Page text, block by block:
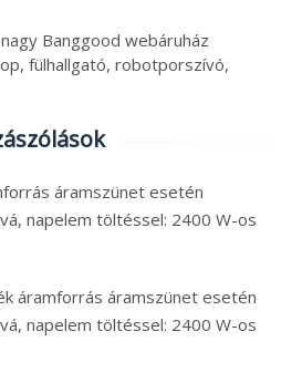
Banggood webáruház
fülhallgató, robotporszívó,
áramszünet esetén
napelem töltéssel: 2400 W-os
áramforrás áramszünet esetén
napelem töltéssel: 2400 W-os